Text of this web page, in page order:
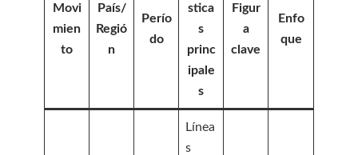
Movi
mien
to
País/
Regió
n
Perío
do
stica
s
princ
ipale
s
Figur
a
clave
Enfo
que
Línea
s